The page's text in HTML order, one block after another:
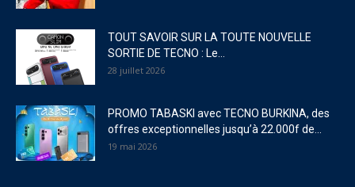
TOUT SAVOIR SUR LA TOUTE NOUVELLE
SORTIE DE TECNO : Le...
28 juillet 2026
PROMO TABASKI avec TECNO BURKINA, des
offres exceptionnelles jusqu’à 22.000f de...
19 mai 2026